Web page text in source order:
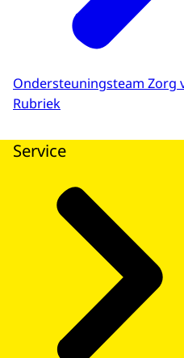
Ondersteuningsteam Zorg
Rubriek
Service